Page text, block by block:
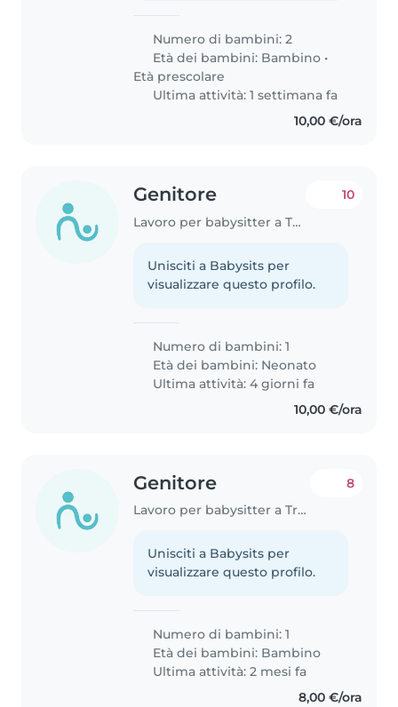
Numero di bambini: 2
Età dei bambini: Bambino •
Età prescolare
Ultima attività: 1 settimana fa
10,00 €/ora
Genitore
Lavoro per babysitter a Treviso
10
Unisciti a Babysits per
visualizzare questo profilo.
Numero di bambini: 1
Età dei bambini: Neonato
Ultima attività: 4 giorni fa
10,00 €/ora
Genitore
Lavoro per babysitter a Treviso
8
Unisciti a Babysits per
visualizzare questo profilo.
Numero di bambini: 1
Età dei bambini: Bambino
Ultima attività: 2 mesi fa
8,00 €/ora